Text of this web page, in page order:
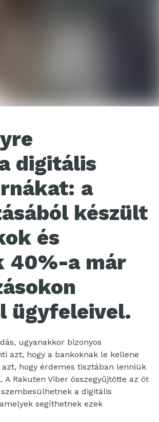
digitális
a
készült
és
40%-a már
ügyfeleivel.
ugyanakkor bizonyos
azt, hogy a bankoknak le kellene
hogy érdemes tisztában lenniük
Rakuten Viber összegyűjtötte az öt
a digitális
segíthetnek ezek